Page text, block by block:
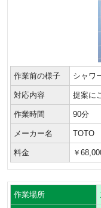
作業前の様子 シャワ
対応内容 提案に
作業時間 90分
メーカー名 TOTO
料金 ￥
作業場所